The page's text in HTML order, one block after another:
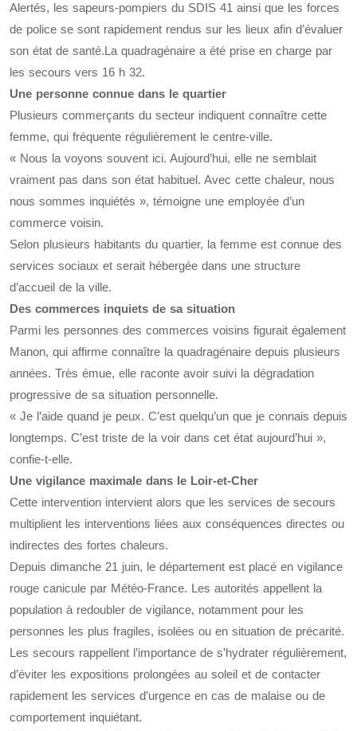
Alertés, les sapeurs-pompiers du SDIS 41 ainsi que les forces
de police se sont rapidement rendus sur les lieux afin d’évaluer
son état de santé.La quadragénaire a été prise en charge par
les secours vers 16 h 32.
Une personne connue dans le quartier
Plusieurs commerçants du secteur indiquent connaître cette
femme, qui fréquente régulièrement le centre-ville.
« Nous la voyons souvent ici. Aujourd’hui, elle ne semblait
vraiment pas dans son état habituel. Avec cette chaleur, nous
nous sommes inquiétés », témoigne une employée d’un
commerce voisin.
Selon plusieurs habitants du quartier, la femme est connue des
services sociaux et serait hébergée dans une structure
d’accueil de la ville.
Des commerces inquiets de sa situation
Parmi les personnes des commerces voisins figurait également
Manon, qui affirme connaître la quadragénaire depuis plusieurs
années. Très émue, elle raconte avoir suivi la dégradation
progressive de sa situation personnelle.
« Je l’aide quand je peux. C’est quelqu’un que je connais depuis
longtemps. C’est triste de la voir dans cet état aujourd’hui »,
confie-t-elle.
Une vigilance maximale dans le Loir-et-Cher
Cette intervention intervient alors que les services de secours
multiplient les interventions liées aux conséquences directes ou
indirectes des fortes chaleurs.
Depuis dimanche 21 juin, le département est placé en vigilance
rouge canicule par Météo-France. Les autorités appellent la
population à redoubler de vigilance, notamment pour les
personnes les plus fragiles, isolées ou en situation de précarité.
Les secours rappellent l’importance de s’hydrater régulièrement,
d’éviter les expositions prolongées au soleil et de contacter
rapidement les services d’urgence en cas de malaise ou de
comportement inquiétant.